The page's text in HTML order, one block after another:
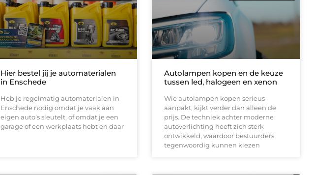
Hier bestel jij je automaterialen
in Enschede
Heb je regelmatig automaterialen in
Enschede nodig omdat je vaak aan
eigen auto’s sleutelt, of omdat je een
garage of een werkplaats hebt en daar
Autolampen kopen en de keuze
tussen led, halogeen en xenon
Wie autolampen kopen serieus
aanpakt, kijkt verder dan alleen de
prijs. De techniek achter moderne
autoverlichting heeft zich sterk
ontwikkeld, waardoor bestuurders
tegenwoordig kunnen kiezen